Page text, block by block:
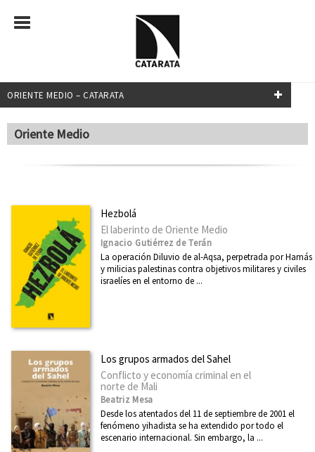
ORIENTE MEDIO – CATARATA
FILTRADO POR:
MATERIAS
Administración pública
África
América Latina
Arquitectura
Arte
Asia
Cataluña
Cooperación y desarrollo
Derechos Humanos
Oriente Medio
Hezbolá
El laberinto de Oriente Medio
Ignacio Gutiérrez de Terán
La operación Diluvio de al-Aqsa, perpetrada por Hamás
y milicias palestinas contra objetivos militares y civiles
israelíes en el entorno de ...
Los grupos armados del Sahel
Conflicto y economía criminal en el
norte de Mali
Beatriz Mesa
Desde los atentados del 11 de septiembre de 2001 el
fenómeno yihadista se ha extendido por todo el
escenario internacional. Sin embargo, la ...